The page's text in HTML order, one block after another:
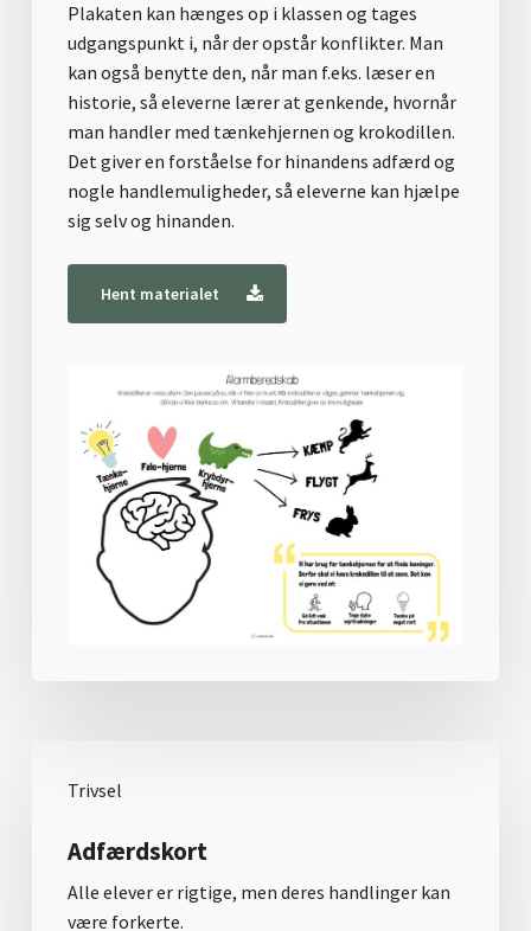
Plakaten kan hænges op i klassen og tages
udgangspunkt i, når der opstår konflikter. Man
kan også benytte den, når man f.eks. læser en
historie, så eleverne lærer at genkende, hvornår
man handler med tænkehjernen og krokodillen.
Det giver en forståelse for hinandens adfærd og
nogle handlemuligheder, så eleverne kan hjælpe
sig selv og hinanden.
Hent materialet
Trivsel
Adfærdskort
Alle elever er rigtige, men deres handlinger kan
være forkerte.